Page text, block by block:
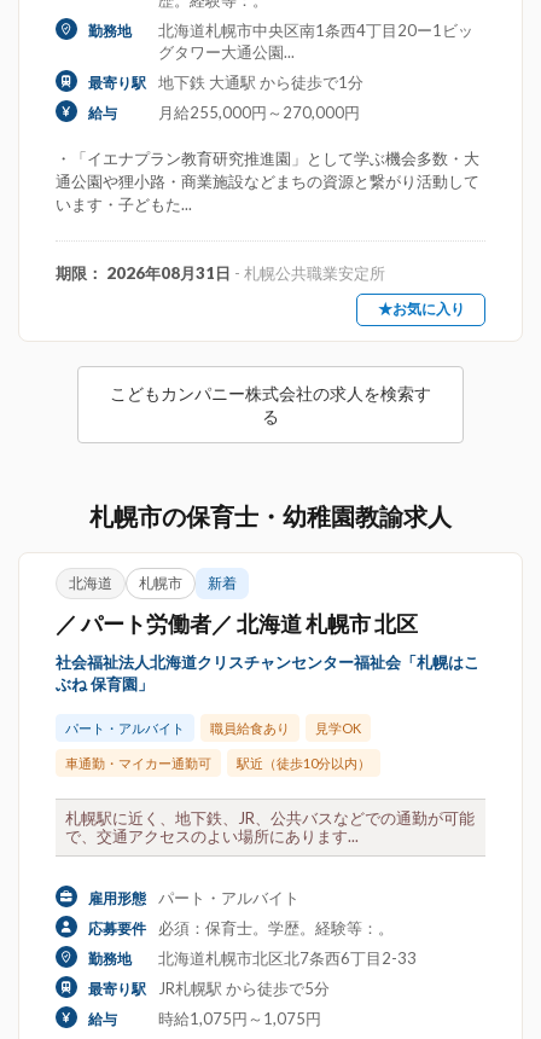
勤務地
北海道札幌市中央区南1条西4丁目20ー1ビッ
グタワー大通公園...
最寄り駅 地下鉄 大通駅 から徒歩で1分
給与 月給255,000円～270,000円
・「イエナプラン教育研究推進園」として学ぶ機会多数・大
通公園や狸小路・商業施設などまちの資源と繋がり活動して
います・子どもた...
期限： 2026年08月31日 - 札幌公共職業安定所
★お気に入り
こどもカンパニー株式会社の求人を検索す
る
札幌市の保育士・幼稚園教諭求人
北海道 札幌市 新着
／ パート労働者／ 北海道 札幌市 北区
社会福祉法人北海道クリスチャンセンター福祉会「札幌はこ
ぶね 保育園」
パート・アルバイト 職員給食あり 見学OK
車通勤・マイカー通勤可 駅近（徒歩10分以内）
札幌駅に近く、地下鉄、JR、公共バスなどでの通勤が可能
で、交通アクセスのよい場所にあります...
雇用形態 パート・アルバイト
応募要件 必須：保育士。学歴。経験等：。
勤務地 北海道札幌市北区北7条西6丁目2-33
最寄り駅 JR札幌駅 から徒歩で5分
給与 時給1,075円～1,075円